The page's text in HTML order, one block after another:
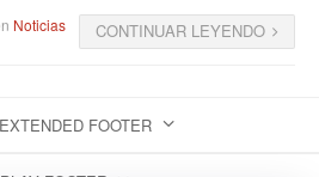
Noticias CONTINUAR LEYENDO
FOOTER